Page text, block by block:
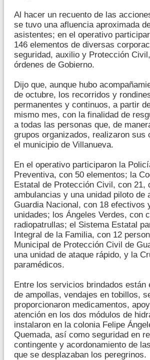
Al hacer un recuento de las
se tuvo una afluencia aproximada
asistentes; en el operativo
146 elementos de diversas
seguridad, auxilio y Protección
órdenes de Gobierno.
Dijo que, aunque hubo
de octubre, los recorridos y
permanentes y continuos, a partir
mismo mes, con la finalidad de
a todas las personas que, de
grupos organizados, realizaron sus
el municipio de Villanueva.
En el operativo participaron la
Preventiva, con 50 elementos; la
Estatal de Protección Civil, con 21,
ambulancias y una unidad piloto de
Guardia Nacional, con 18 efectivos
unidades; los Ángeles Verdes, con
radiopatrullas; el Sistema Estatal
Integral de la Familia, con 12
Municipal de Protección Civil de
una unidad de ataque rápido, y la
paramédicos.
Entre los servicios brindados están
de ampollas, vendajes en tobillos,
proporcionaron medicamentos,
atención en los dos módulos de
instalaron en la colonia Felipe
Quemada, así como seguridad en
contingente y acordonamiento de
que se desplazaban los peregrinos.